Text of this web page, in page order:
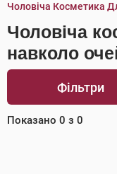
Чоловіча Косметика
Чоловіча
навколо
Фільтри
Показано 0 з 0